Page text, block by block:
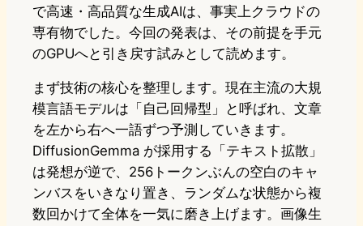
で高速・高品質な生成AIは、事実上クラウドの
専有物でした。今回の発表は、その前提を手元
のGPUへと引き戻す試みとして読めます。
まず技術の核心を整理します。現在主流の大規
模言語モデルは「自己回帰型」と呼ばれ、文章
を左から右へ一語ずつ予測していきます。
DiffusionGemma が採用する「テキスト拡散」
は発想が逆で、256トークンぶんの空白のキャ
ンバスをいきなり置き、ランダムな状態から複
数回かけて全体を一気に磨き上げます。画像生